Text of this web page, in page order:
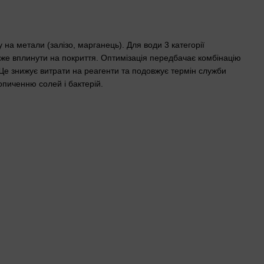
на метали (залізо, марганець). Для води 3 категорії
вплинути на покриття. Оптимізація передбачає комбінацію
знижує витрати на реагенти та подовжує термін служби
солей і бактерій.